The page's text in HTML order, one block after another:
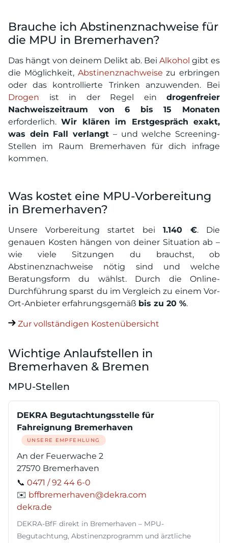
Brauche ich Abstinenznachweise für
die MPU in Bremerhaven?
Das hängt von deinem Delikt ab. Bei Alkohol gibt es
die Möglichkeit, Abstinenznachweise zu erbringen
oder das kontrollierte Trinken anzuwenden. Bei
Drogen ist in der Regel ein drogenfreier
Nachweiszeitraum von 6 bis 15 Monaten
erforderlich.Wir klären im Erstgespräch exakt,
was dein Fall verlangt – und welche Screening-
Stellen im Raum Bremerhaven für dich infrage
kommen.
Was kostet eine MPU-Vorbereitung
in Bremerhaven?
Unsere Vorbereitung startet bei 1.140 €. Die
genauen Kosten hängen von deiner Situation ab –
wie viele Sitzungen du brauchst, ob
Abstinenznachweise nötig sind und welche
Beratungsform du wählst. Durch die Online-
Durchführung sparst du im Vergleich zu einem Vor-
Ort-Anbieter erfahrungsgemäß bis zu 20 %.
Zur vollständigen Kostenübersicht
Wichtige Anlaufstellen in
Bremerhaven & Bremen
MPU-Stellen
DEKRA Begutachtungsstelle für
Fahreignung Bremerhaven
UNSERE EMPFEHLUNG
An der Feuerwache 2
27570 Bremerhaven
📞 0471 / 92 44 6-0
✉️ bffbremerhaven@dekra.com
dekra.de
DEKRA-BfF direkt in Bremerhaven – MPU-
Begutachtung, Abstinenzprogramm und ärztliche